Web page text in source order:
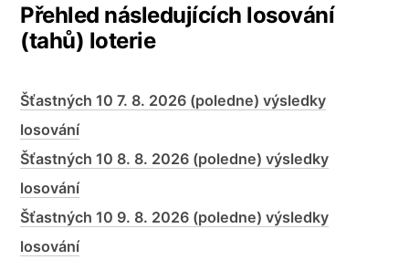
Přehled následujících losování
(tahů) loterie
Šťastných 10 7. 8. 2026 (poledne) výsledky
losování
Šťastných 10 8. 8. 2026 (poledne) výsledky
losování
Šťastných 10 9. 8. 2026 (poledne) výsledky
losování